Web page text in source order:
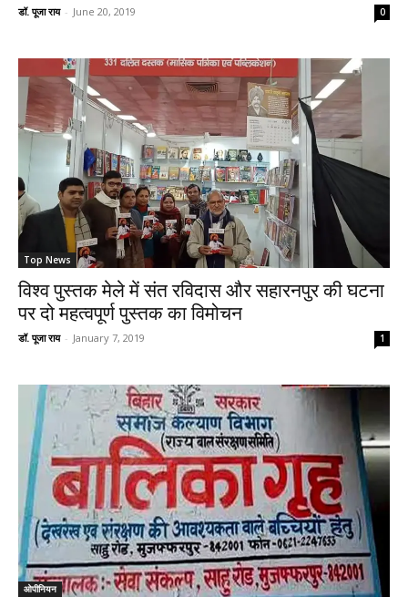
डॉ. पूजा राय - June 20, 2019 0
Top News
विश्व पुस्तक मेले में संत रविदास और सहारनपुर की घटना
पर दो महत्वपूर्ण पुस्तक का विमोचन
डॉ. पूजा राय - January 7, 2019 1
ओपीनियन